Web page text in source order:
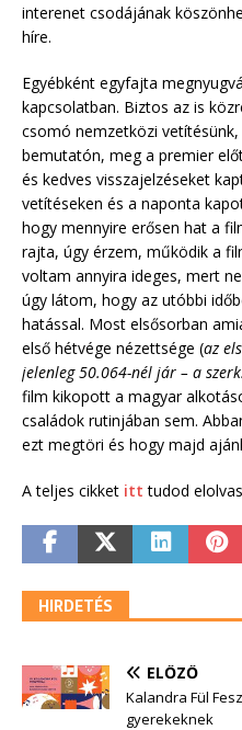
interenet csodájának
híre.
Egyébként egyfajta
kapcsolatban. Biztos az is
csomó nemzetközi
bemutatón, meg a premier
és kedves visszajelzéseket
vetítéseken és a naponta
hogy mennyire erősen hat a
rajta, úgy érzem, működik a
voltam annyira ideges, mert
úgy látom, hogy az utóbbi
hatással. Most elsősorban
első hétvége nézettsége (az
jelenleg 50.064-nél jár – a szerk.
film kikopott a magyar
családok rutinjában sem.
ezt megtöri és hogy majd
A teljes cikket itt tudod
HIRDETÉS
ELŐZŐ
Kalandra Fül
gyerekeknek